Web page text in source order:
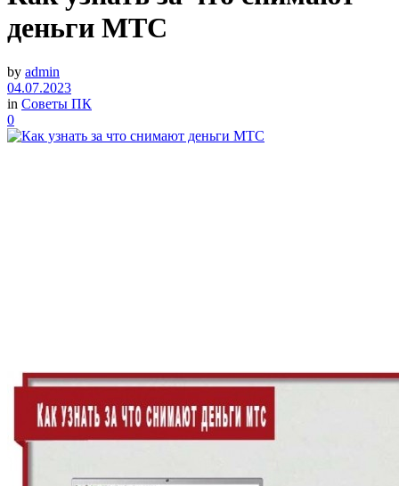
деньги МТС
by admin
04.07.2023
in Советы ПК
0